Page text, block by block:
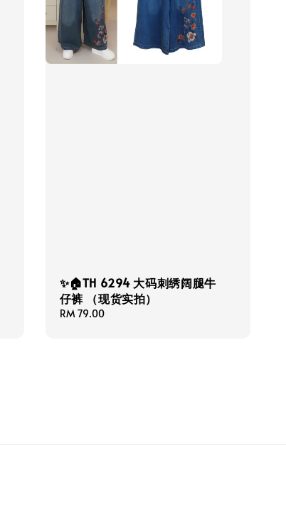
✨🏠TH 6294 大码刺绣阔腿牛
仔裤 （现货实拍）
Regular
RM 79.00